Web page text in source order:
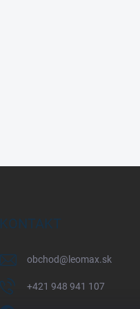
KONTAKT
obchod@ leomax.sk
+421 948 941 107